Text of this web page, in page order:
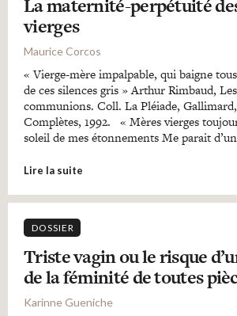
La maternité-perpétuité
vierges
Maurice Corcos
« Vierge-mère impalpable, qui baigne
de ces silences gris » Arthur Rimbaud,
communions. Coll. La Pléiade,
Complètes, 1992. « Mères vierges
soleil de mes étonnements Me parait
Lire la suite
DOSSIER
Triste vagin ou le risque
de la féminité de toutes
Karinne Gueniche